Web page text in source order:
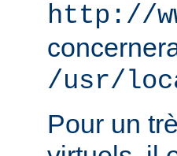
http://
/usr/
Pour un